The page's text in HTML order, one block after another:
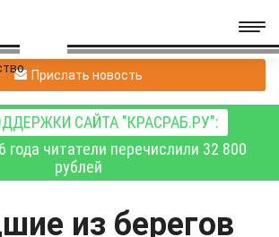
Прислать новость
САЙТА "КРАСРАБ.РУ":
года читатели перечислили 32 800
рублей
из берегов